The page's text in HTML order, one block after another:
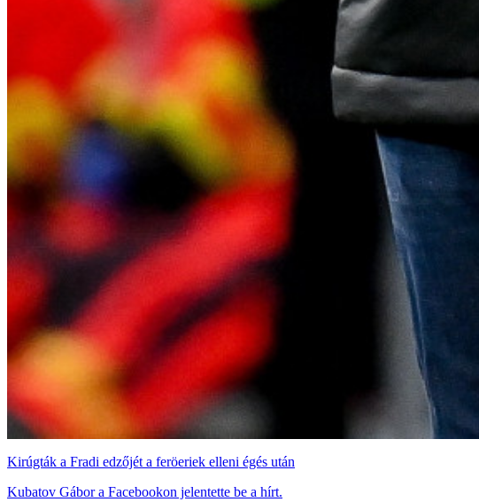
Kirúgták a Fradi edzőjét a feröeriek elleni égés után
Kubatov Gábor a Facebookon jelentette be a hírt.